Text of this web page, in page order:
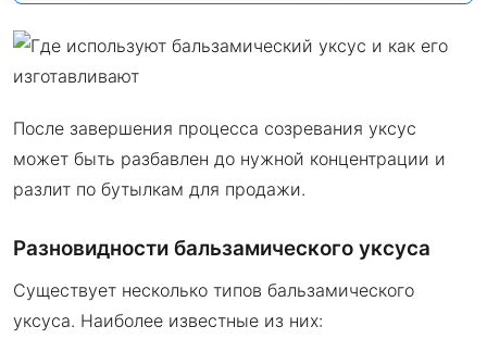
После завершения процесса созревания уксус
может быть разбавлен до нужной концентрации и
разлит по бутылкам для продажи.
Разновидности бальзамического уксуса
Существует несколько типов бальзамического
уксуса. Наиболее известные из них: